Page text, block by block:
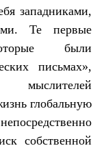
западниками,
Те первые
были
письмах»,
мыслителей
глобальную
собственной